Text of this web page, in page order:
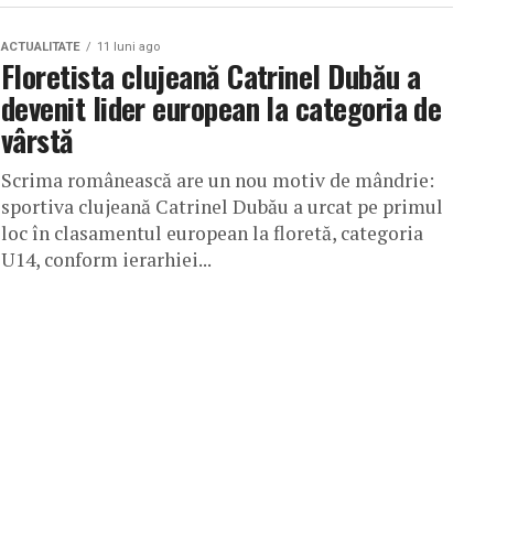
ACTUALITATE 11 luni ago
Floretista clujeană Catrinel Dubău a
devenit lider european la categoria de
vârstă
Scrima românească are un nou motiv de mândrie:
sportiva clujeană Catrinel Dubău a urcat pe primul
loc în clasamentul european la floretă, categoria
U14, conform ierarhiei...